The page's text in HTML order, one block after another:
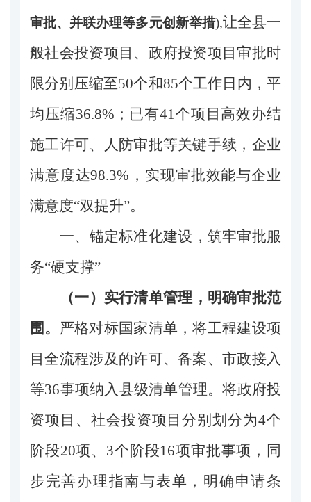
审批、并联办理等多元创新举措),让全县一
般社会投资项目、政府投资项目审批时
限分别压缩至50个和85个工作日内，平
均压缩36.8%；已有41个项目高效办结
施工许可、人防审批等关键手续，企业
满意度达98.3%，实现审批效能与企业
满意度“双提升”。
一、锚定标准化建设，筑牢审批服
务“硬支撑”
（一）实行清单管理，明确审批范
围。 严格对标国家清单，将工程建设项
目全流程涉及的许可、备案、市政接入
等36事项纳入县级清单管理。将政府投
资项目、社会投资项目分别划分为4个
阶段20项、3个阶段16项审批事项，同
步完善办理指南与表单，明确申请条